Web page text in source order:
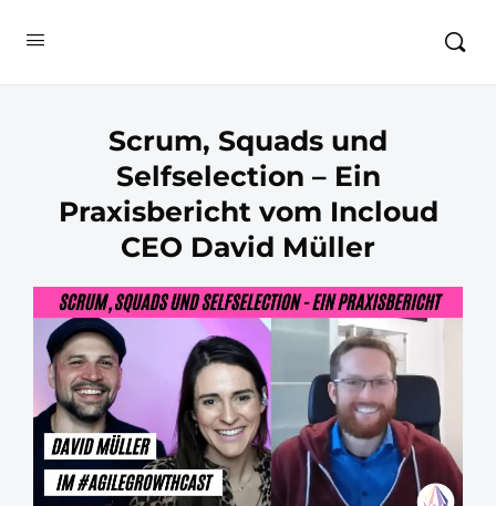
Scrum, Squads und
Selfselection – Ein
Praxisbericht vom Incloud
CEO David Müller